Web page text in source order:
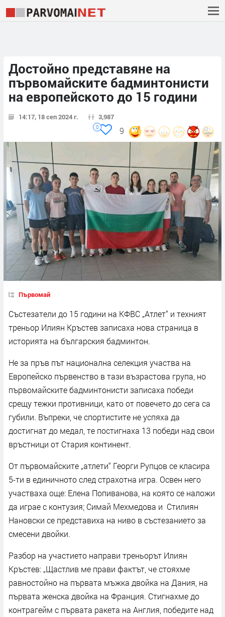
Достойно представяне на
първомайските бадминтонисти
на европейското до 15 години
14:17, 18 сеп 2024 г. 3,987
9
0
Първомай
Състезатели до 15 години на КФВС „Атлет“ и техният
треньор Илиян Кръстев записаха нова страница в
историята на българския бадминтон.
Не за пръв път национална селекция участва на
Европейско първенство в тази възрастова група, но
първомайските бадминтонисти записаха победи
срещу тежки противници, като от повечето до сега са
губили. Въпреки, че спортистите не успяха да
достигнат до медал, те постигнаха 13 победи над свои
връстници от Стария континент.
От първомайските „атлети“ Георги Рупцов се класира
5-ти в единичното след страхотна игра. Освен него
участваха още: Елена Попиванова, на която се наложи
да играе с контузия; Симай Мехмедова и Стилиян
Нановски се представиха на ниво в състезанието за
смесени двойки.
Разбор на участието направи треньорът Илиян
Кръстев: „Щастлив ме прави фактът, че стояхме
равностойно на първата мъжка двойка на Дания, на
първата женска двойка на Франция. Стигнахме до
контрагейм с първата ракета на Англия, победите над